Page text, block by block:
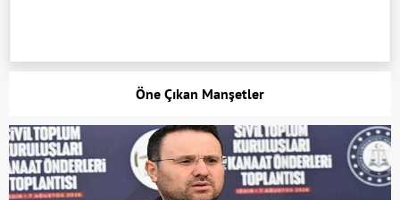
Öne Çıkan Manşetler